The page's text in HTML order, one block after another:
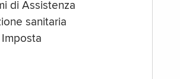
di Assistenza
sanitaria